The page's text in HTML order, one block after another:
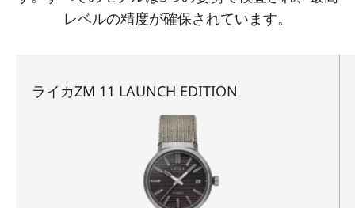
レベルの精度が確保されています。
ライカZM 11 LAUNCH EDITION